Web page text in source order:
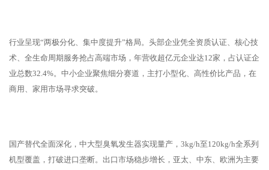
行业呈现“两极分化、集中度提升”格局。头部企业凭全资质认证、核心技
术、全生命周期服务抢占高端市场，年营收超亿元企业达12家，占认证企
业总数32.4%。中小企业聚焦细分赛道，主打小型化、高性价比产品，在
商用、家用市场寻求突破。
国产替代全面深化，中大型臭氧发生器实现量产，3kg/h至120kg/h全系列
机型覆盖，打破进口垄断。出口市场稳步增长，亚太、中东、欧洲为主要